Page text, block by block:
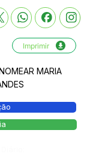
Imprimir
MARIA